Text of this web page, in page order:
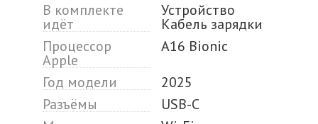
В комплекте
идёт
Устройство
Кабель зарядки
Процессор
Apple
A16 Bionic
Год модели
2025
Разъёмы
USB-C